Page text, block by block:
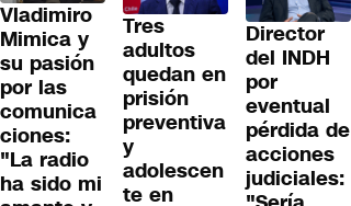
Vladimiro
Mimica y
su pasión
por las
comunica
ciones:
"La radio
ha sido mi
Tres
adultos
quedan en
prisión
preventiva
y
adolescen
te en
Director
del INDH
por
eventual
pérdida de
acciones
judiciales: